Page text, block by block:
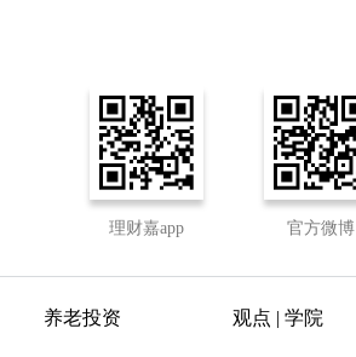
理财嘉app 官方微博
养老投资 观点 | 学院